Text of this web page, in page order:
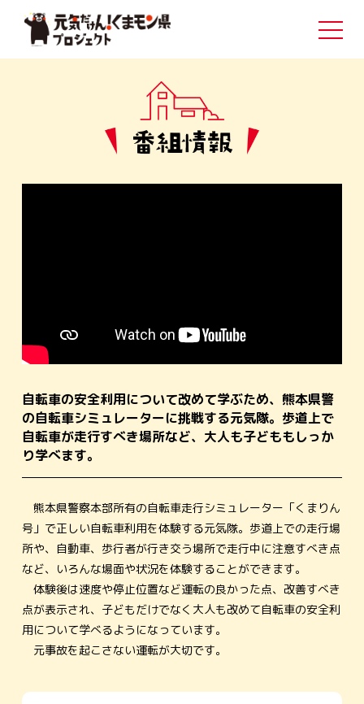
自転車の安全利用について改めて学ぶため、熊本県警
の自転車シミュレーターに挑戦する元気隊。歩道上で
自転車が走行すべき場所など、大人も子どももしっか
り学べます。
熊本県警察本部所有の自転車走行シミュレーター「くまりん
号」で正しい自転車利用を体験する元気隊。歩道上での走行場
所や、自動車、歩行者が行き交う場所で走行中に注意すべき点
など、いろんな場面や状況を体験することができます。
体験後は速度や停止位置など運転の良かった点、改善すべき
点が表示され、子どもだけでなく大人も改めて自転車の安全利
用について学べるようになっています。
元事故を起こさない運転が大切です。